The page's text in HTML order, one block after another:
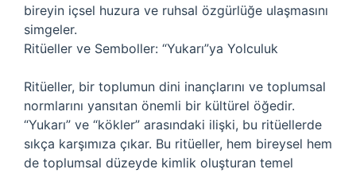
bireyin içsel huzura ve ruhsal özgürlüğe ulaşmasını
simgeler.
Ritüeller ve Semboller: “Yukarı”ya Yolculuk
Ritüeller, bir toplumun dini inançlarını ve toplumsal
normlarını yansıtan önemli bir kültürel öğedir.
“Yukarı” ve “kökler” arasındaki ilişki, bu ritüellerde
sıkça karşımıza çıkar. Bu ritüeller, hem bireysel hem
de toplumsal düzeyde kimlik oluşturan temel